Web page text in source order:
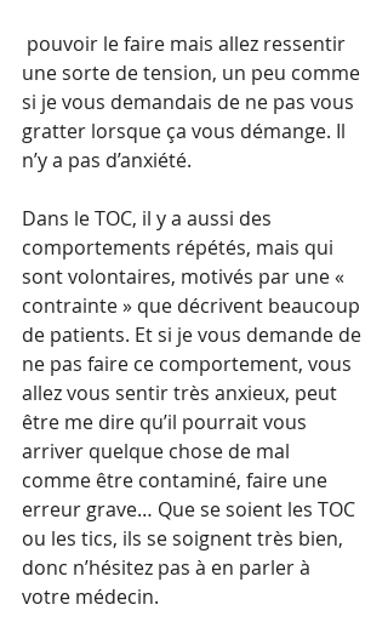
une sorte de tension, un peu comme
si je vous demandais de ne pas vous
gratter lorsque ça vous démange. Il
n’y a pas d’anxiété.
Dans le TOC, il y a aussi des
comportements répétés, mais qui
sont volontaires, motivés par une «
contrainte » que décrivent beaucoup
de patients. Et si je vous demande de
ne pas faire ce comportement, vous
allez vous sentir très anxieux, peut
être me dire qu’il pourrait vous
arriver quelque chose de mal
comme être contaminé, faire une
erreur grave… Que se soient les TOC
ou les tics, ils se soignent très bien,
donc n’hésitez pas à en parler à
votre médecin.